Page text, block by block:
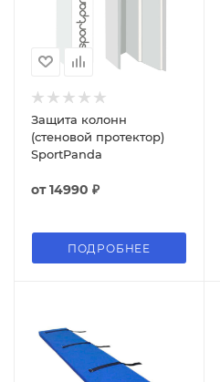
Защита колонн
(стеновой протектор)
SportPanda
от14990 ₽
ПОДРОБНЕЕ